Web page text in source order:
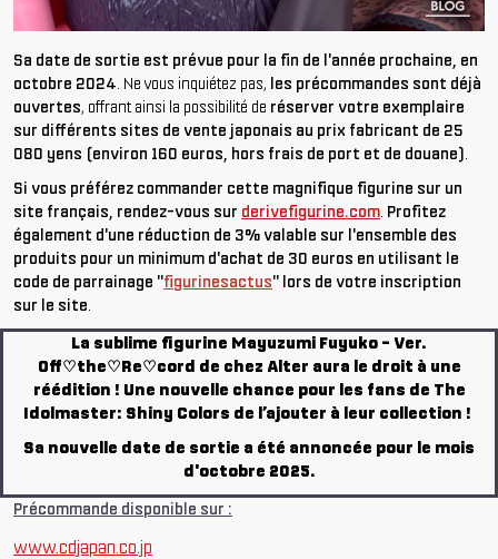
Sa date de sortie est prévue pour la fin de l'année prochaine, en
octobre 2024. Ne vous inquiétez pas, les précommandes sont déjà
ouvertes, offrant ainsi la possibilité de réserver votre exemplaire
sur différents sites de vente japonais au prix fabricant de 25
080 yens (environ 160 euros, hors frais de port et de douane).
Si vous préférez commander cette magnifique figurine sur un
site français, rendez-vous sur derivefigurine.com. Profitez
également d'une réduction de 3% valable sur l'ensemble des
produits pour un minimum d'achat de 30 euros en utilisant le
code de parrainage "figurinesactus" lors de votre inscription
sur le site.
La sublime figurine Mayuzumi Fuyuko - Ver.
Off♡the♡Re♡cord de chez Alter aura le droit à une
réédition ! Une nouvelle chance pour les fans de The
Idolmaster: Shiny Colors de l’ajouter à leur collection !
Sa nouvelle date de sortie a été annoncée pour le mois
d'octobre 2025.
Précommande disponible sur :
www.cdjapan.co.jp